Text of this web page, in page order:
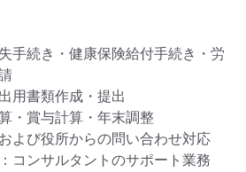
手続き・健康保険給付手続き・労
用書類作成・提出
・賞与計算・年末調整
よび役所からの問い合わせ対応
コンサルタントのサポート業務